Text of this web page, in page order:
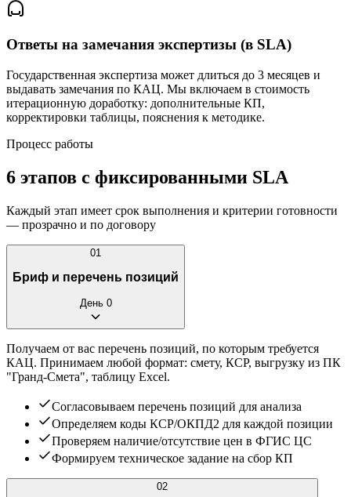
Ответы на замечания экспертизы (в SLA)
Государственная экспертиза может длиться до 3 месяцев и
выдавать замечания по КАЦ. Мы включаем в стоимость
итерационную доработку: дополнительные КП,
корректировки таблицы, пояснения к методике.
Процесс работы
6 этапов с фиксированными SLA
Каждый этап имеет срок выполнения и критерии готовности
— прозрачно и по договору
01
Бриф и перечень позиций
День 0
Получаем от вас перечень позиций, по которым требуется
КАЦ. Принимаем любой формат: смету, КСР, выгрузку из ПК
"Гранд-Смета", таблицу Excel.
Согласовываем перечень позиций для анализа
Определяем коды КСР/ОКПД2 для каждой позиции
Проверяем наличие/отсутствие цен в ФГИС ЦС
Формируем техническое задание на сбор КП
02